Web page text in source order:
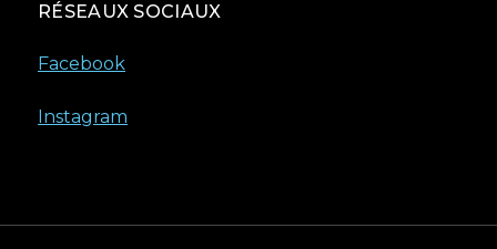
RÉSEAUX SOCIAUX
Facebook
Instagram